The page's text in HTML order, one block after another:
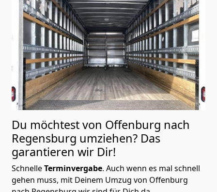
Du möchtest von Offenburg nach
Regensburg umziehen? Das
garantieren wir Dir!
SchnelleTerminvergabe. Auch wenn es mal schnell
gehen muss, mit Deinem Umzug von Offenburg